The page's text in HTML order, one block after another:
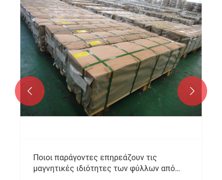
Ποιοι παράγοντες επηρεάζουν τις
μαγνητικές ιδιότητες των φύλλων από
 